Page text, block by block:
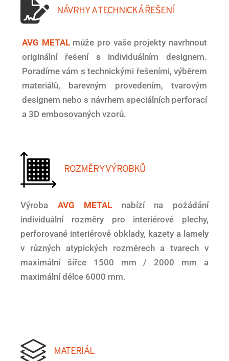
NÁVRHY A TECHNICKÁ ŘEŠENÍ
AVG METALmůže pro vaše projekty navrhnout
originální řešení s individuálním designem.
Poradíme vám s technickými řešeními, výběrem
materiálů, barevným provedením, tvarovým
designem nebo s návrhem speciálních perforací
a 3D embosovaných vzorů.
ROZMĚRY VÝROBKŮ
Výroba AVG METAL nabízí na požádání
individuální rozměry pro interiérové ​​plechy,
perforované interiérové ​​obklady, kazety a lamely
v různých atypických rozměrech a tvarech v
maximální šířce 1500 mm / 2000 mm a
maximální délce 6000 mm.
MATERIÁL